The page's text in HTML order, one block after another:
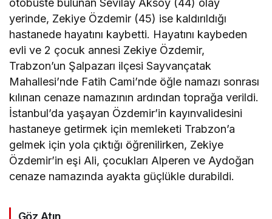
otobüste bulunan Sevilay Aksoy (44) olay
yerinde, Zekiye Özdemir (45) ise kaldırıldığı
hastanede hayatını kaybetti. Hayatını kaybeden
evli ve 2 çocuk annesi Zekiye Özdemir,
Trabzon’un Şalpazarı ilçesi Sayvançatak
Mahallesi’nde Fatih Cami’nde öğle namazı sonrası
kılınan cenaze namazının ardından toprağa verildi.
İstanbul’da yaşayan Özdemir’in kayınvalidesini
hastaneye getirmek için memleketi Trabzon’a
gelmek için yola çıktığı öğrenilirken, Zekiye
Özdemir’in eşi Ali, çocukları Alperen ve Aydoğan
cenaze namazında ayakta güçlükle durabildi.
Göz Atın